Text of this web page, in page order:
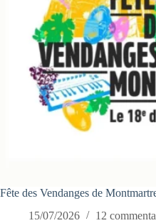
Fête des Vendanges de
15/07/2026
12